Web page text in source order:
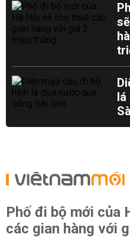
lá
Phố đi bộ mới của
các gian hàng với